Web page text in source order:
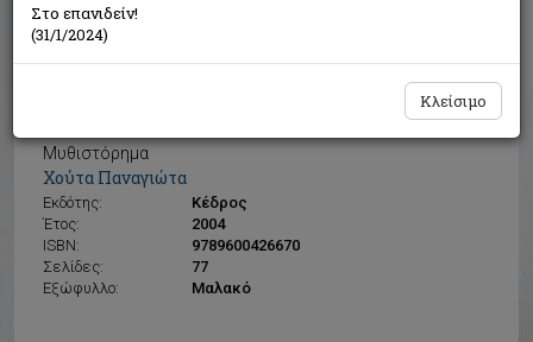
Το αστέρι του χριστουγεννιάτικου δέντρου
Μυθιστόρημα
Χούτα Παναγιώτα
Εκδότης:
Κέδρος
Έτος:
2004
ISBN:
9789600426670
Σελίδες:
77
Εξώφυλλο:
Μαλακό
Στο επανιδείν!
(31/1/2024)
Κλείσιμο